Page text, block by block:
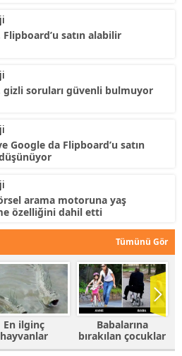
satın alabilir
gizli soruları güvenli bulmuyor
Google da Flipboard’u satın
arama motoruna yaş
özelliğini dahil etti
Tümünü Gör
Babalarına
çocuklar
Fotoğrafı
trolleyen
hayvanlar